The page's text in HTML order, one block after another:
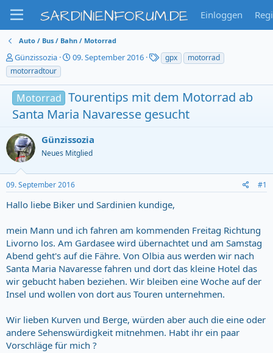
SARDINIENFORUM.DE Einloggen
Auto / Bus / Bahn / Motorrad
T
h
e
m
e
n
s
t
a
r
e
r
Günzissozia
S
t
d
a
u
m
09. September 2016
T
a
gpx
motorrad
motorradtour
Motorrad Tourentips mit dem Motorrad ab
Santa Maria Navaresse gesucht
Günzissozia
Neues Mitglied
09. September 2016 #1
Hallo liebe Biker und Sardinien kundige,
mein Mann und ich fahren am kommenden Freitag Richtung
Livorno los. Am Gardasee wird übernachtet und am Samstag
Abend geht's auf die Fähre. Von Olbia aus werden wir nach
Santa Maria Navaresse fahren und dort das kleine Hotel das
wir gebucht haben beziehen. Wir bleiben eine Woche auf der
Insel und wollen von dort aus Touren unternehmen.
Wir lieben Kurven und Berge, würden aber auch die eine oder
andere Sehenswürdigkeit mitnehmen. Habt ihr ein paar
Vorschläge für mich ?